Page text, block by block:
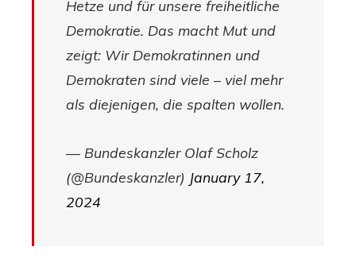
Hetze und für unsere freiheitliche
Demokratie. Das macht Mut und
zeigt: Wir Demokratinnen und
Demokraten sind viele – viel mehr
als diejenigen, die spalten wollen.
— Bundeskanzler Olaf Scholz
(@Bundeskanzler) January 17,
2024